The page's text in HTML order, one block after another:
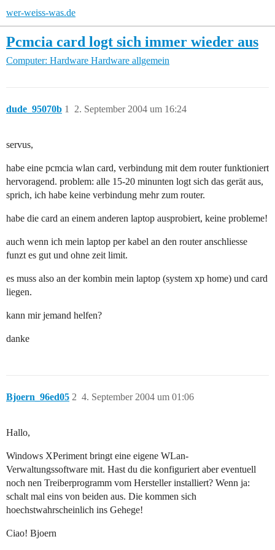
wer-weiss-was.de
Pcmcia card logt sich immer wieder aus
Computer: Hardware Hardware allgemein
dude_95070b 2. September 2004 um 16:24
1
servus,
habe eine pcmcia wlan card, verbindung mit dem router funktioniert
hervoragend. problem: alle 15-20 minunten logt sich das gerät aus,
sprich, ich habe keine verbindung mehr zum router.
habe die card an einem anderen laptop ausprobiert, keine probleme!
auch wenn ich mein laptop per kabel an den router anschliesse
funzt es gut und ohne zeit limit.
es muss also an der kombin mein laptop (system xp home) und card
liegen.
kann mir jemand helfen?
danke
Bjoern_96ed05 4. September 2004 um 01:06
2
Hallo,
Windows XPeriment bringt eine eigene WLan-
Verwaltungssoftware mit. Hast du die konfiguriert aber eventuell
noch nen Treiberprogramm vom Hersteller installiert? Wenn ja:
schalt mal eins von beiden aus. Die kommen sich
hoechstwahrscheinlich ins Gehege!
Ciao! Bjoern